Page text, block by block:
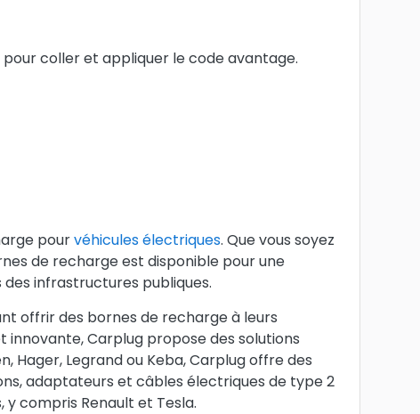
coller et appliquer le code avantage.
pourvéhicules électriques. Que vous soyez
de recharge est disponible pour une
infrastructures publiques.
offrir des bornes de recharge à leurs
Carplug propose des solutions
Hager, Legrand ou Keba, Carplug offre des
adaptateurs et câbles électriques de type 2
compris Renault et Tesla.